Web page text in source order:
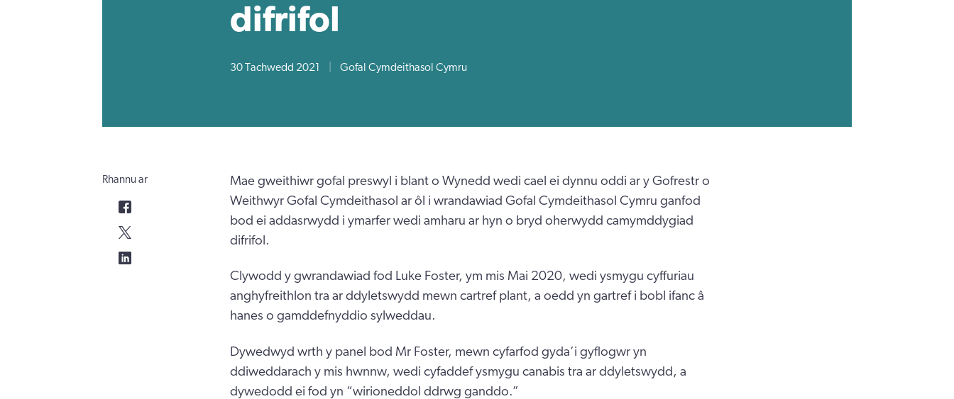
difrifol
30 Tachwedd 2021 Gofal Cymdeithasol Cymru
Mae gweithiwr gofal preswyl i blant o Wynedd wedi cael ei dynnu oddi ar y Gofrestr o
Weithwyr Gofal Cymdeithasol ar ôl i wrandawiad Gofal Cymdeithasol Cymru ganfod
bod ei addasrwydd i ymarfer wedi amharu ar hyn o bryd oherwydd camymddygiad
difrifol.
Clywodd y gwrandawiad fod Luke Foster, ym mis Mai 2020, wedi ysmygu cyffuriau
anghyfreithlon tra ar ddyletswydd mewn cartref plant, a oedd yn gartref i bobl ifanc â
hanes o gamddefnyddio sylweddau.
Dywedwyd wrth y panel bod Mr Foster, mewn cyfarfod gyda’i gyflogwr yn
ddiweddarach y mis hwnnw, wedi cyfaddef ysmygu canabis tra ar ddyletswydd, a
dywedodd ei fod yn “wirioneddol ddrwg ganddo.”
Rhannu ar